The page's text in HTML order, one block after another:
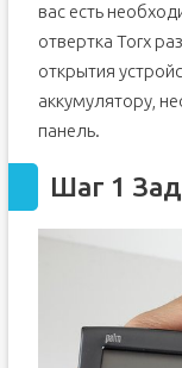
вас есть
отвертка Torx
открытия
аккумулятору,
панель.
Шаг 1